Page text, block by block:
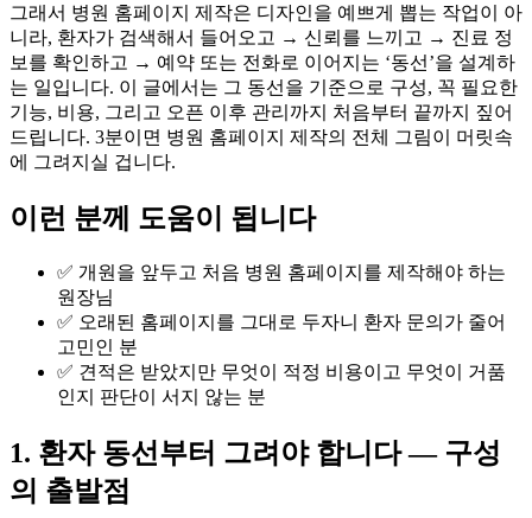
그래서 병원 홈페이지 제작은 디자인을 예쁘게 뽑는 작업이 아
니라, 환자가 검색해서 들어오고 → 신뢰를 느끼고 → 진료 정
보를 확인하고 → 예약 또는 전화로 이어지는 ‘동선’을 설계하
는 일입니다. 이 글에서는 그 동선을 기준으로 구성, 꼭 필요한
기능, 비용, 그리고 오픈 이후 관리까지 처음부터 끝까지 짚어
드립니다. 3분이면 병원 홈페이지 제작의 전체 그림이 머릿속
에 그려지실 겁니다.
이런 분께 도움이 됩니다
✅ 개원을 앞두고 처음 병원 홈페이지를 제작해야 하는
원장님
✅ 오래된 홈페이지를 그대로 두자니 환자 문의가 줄어
고민인 분
✅ 견적은 받았지만 무엇이 적정 비용이고 무엇이 거품
인지 판단이 서지 않는 분
1. 환자 동선부터 그려야 합니다 — 구성
의 출발점